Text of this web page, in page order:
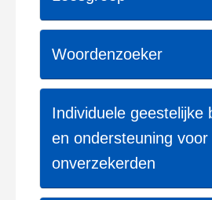
Woordenzoeker
Individuele geestelijke
en ondersteuning
onverzekerden